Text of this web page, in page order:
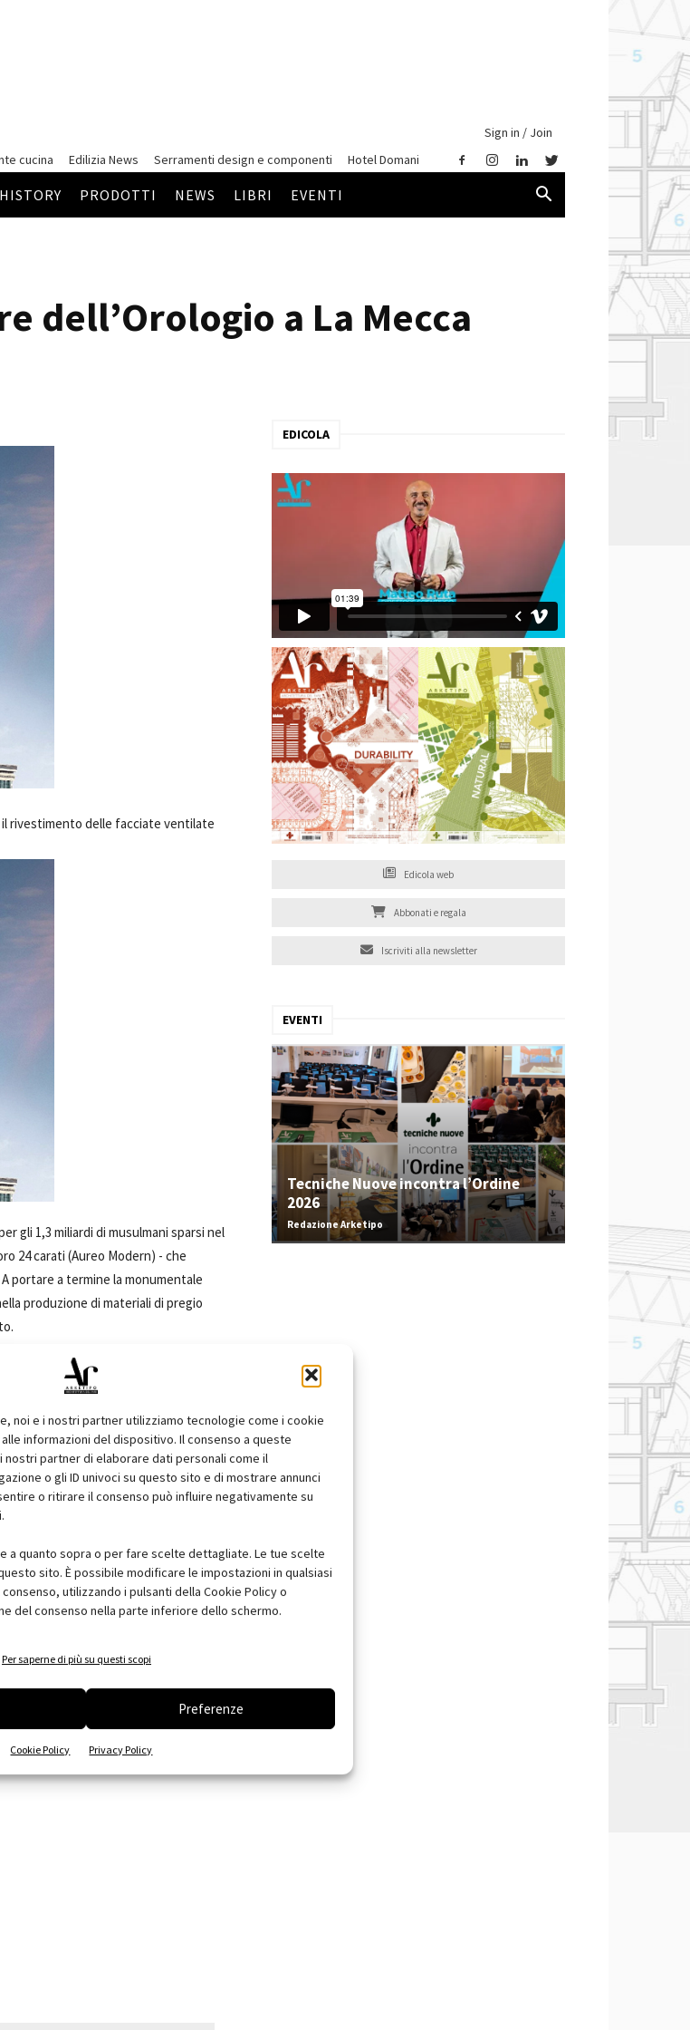
noi e i nostri partner utilizziamo tecnologie come i cookie
informazioni del dispositivo. Il consenso a queste
partner di elaborare dati personali come il
o gli ID univoci su questo sito e di mostrare annunci
o ritirare il consenso può influire negativamente su
a quanto sopra o per fare scelte dettagliate. Le tue scelte
sito. È possibile modificare le impostazioni in qualsiasi
utilizzando i pulsanti della Cookie Policy o
del consenso nella parte inferiore dello schermo.
Per saperne di più su questi scopi
Preferenze
Cookie Policy Privacy Policy
Sign in / Join
cucina Edilizia News Serramenti design e componenti Hotel Domani
PRODOTTI NEWS LIBRI EVENTI
dell’Orologio a La Mecca
il rivestimento delle facciate ventilate
gli 1,3 miliardi di musulmani sparsi nel
24 carati (Aureo Modern) - che
portare a termine la monumentale
produzione di materiali di pregio
che domina il panorama con i
vinta anche grazie al fatto che Trend
i tempi di consegna, tuttavia,
stabilimento di Vivaro (PN).
"ombrelli", della superficie di
Penisola Arabica.
da Trend a Vivaro e
artistica di eccellenza introdotta a
surclassato, dopo 1.300 anni, ilrecord
(oltre 4.000 mq).
EDICOLA
Edicola web
Abbonati e regala
Iscriviti alla newsletter
EVENTI
Tecniche Nuove incontra l’Ordine
2026
Redazione Arketipo